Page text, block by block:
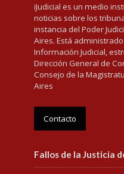
iJudicial es un medio
noticias sobre los
instancia del Poder
Aires. Está
Información Judicial,
Dirección General de
Consejo de la
Aires
Contacto
Fallos de la Justicia